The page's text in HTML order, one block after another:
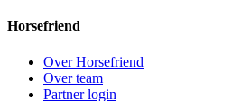
Horsefriend
Over Horsefriend
Over team
Partner login